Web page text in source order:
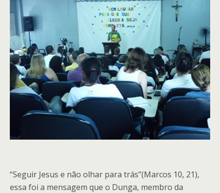
“Seguir Jesus e não olhar para trás”(Marcos 10, 21),
essa foi a mensagem que o Dunga, membro da